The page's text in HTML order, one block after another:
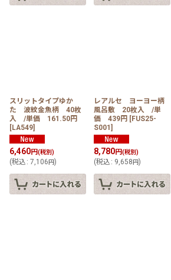
スリットタイプゆか
た 波紋金魚柄 40枚
入 /単価 161.50円
[LA549]
6,460円(税別)
(税込 : 7,106 円)
レアルセ ヨーヨー柄
風呂敷 20枚入 /単
価 439円 [FUS25-
S001 ]
8,780円(税別)
(税込 : 9,658 円)